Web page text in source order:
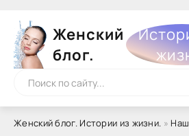
Женский
блог.
Женский блог. Истории из жизни. »